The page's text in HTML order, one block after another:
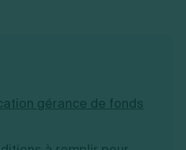
d'expertise
gérance de fonds